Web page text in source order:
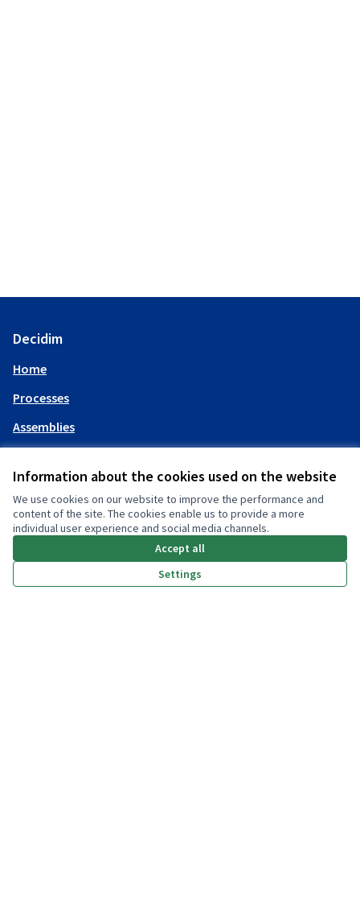
Information about the cookies used on the website
We use cookies on our website to improve the performance and
content of the site. The cookies enable us to provide a more
individual user experience and social media channels.
Accept all
Settings
Decidim
Home
Processes
Assemblies
My account
Log in